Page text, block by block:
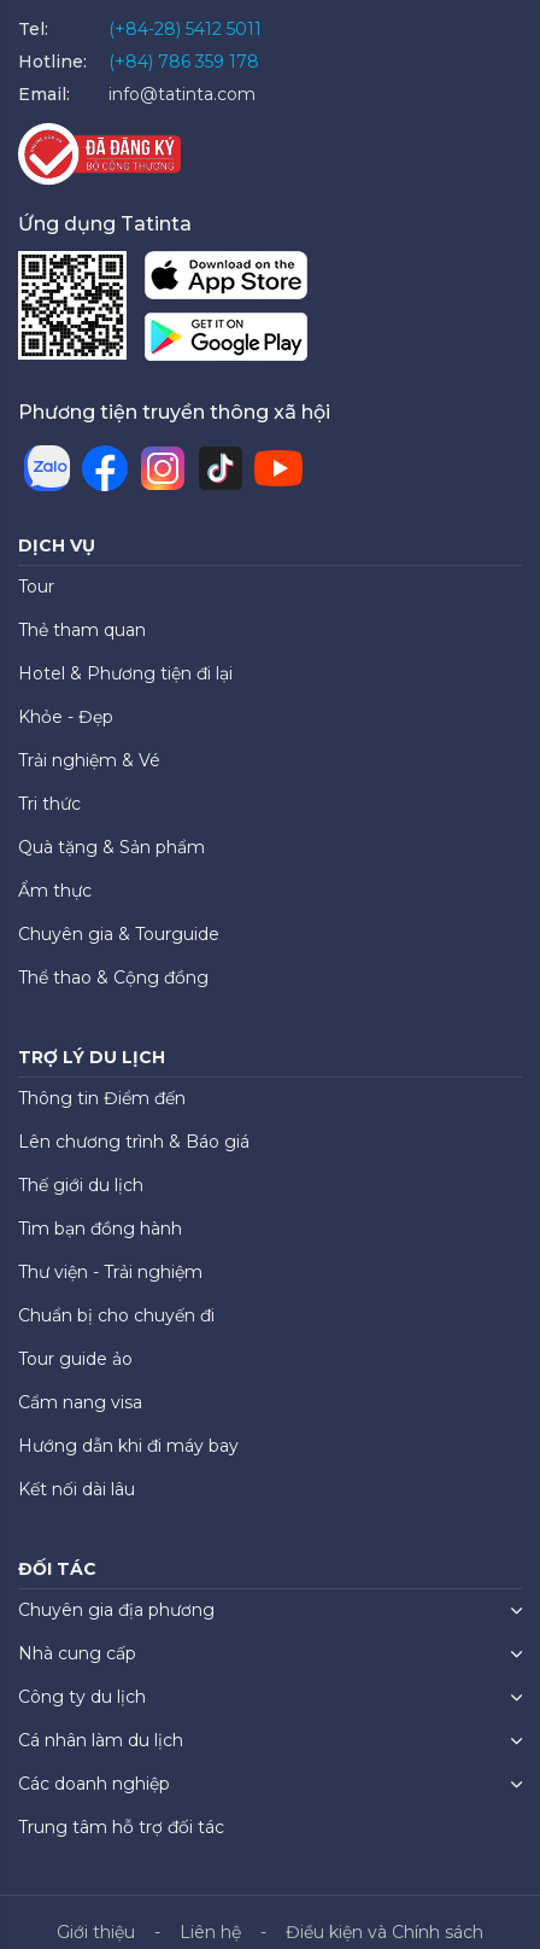
Tel:
(+84-28) 5412 5011
Hotline:
(+84) 786 359 178
Email:
info@tatinta.com
Ứng dụng Tatinta
Phương tiện truyền thông xã hội
DỊCH VỤ
Tour
Thẻ tham quan
Hotel & Phương tiện đi lại
Khỏe - Đẹp
Trải nghiệm & Vé
Tri thức
Quà tặng & Sản phẩm
Ẩm thực
Chuyên gia & Tourguide
Thể thao & Cộng đồng
TRỢ LÝ DU LỊCH
Thông tin Điểm đến
Lên chương trình & Báo giá
Thế giới du lịch
Tìm bạn đồng hành
Thư viện - Trải nghiệm
Chuẩn bị cho chuyến đi
Tour guide ảo
Cẩm nang visa
Hướng dẫn khi đi máy bay
Kết nối dài lâu
ĐỐI TÁC
Chuyên gia địa phương
Nhà cung cấp
Công ty du lịch
Cá nhân làm du lịch
Các doanh nghiệp
Trung tâm hỗ trợ đối tác
Giới thiệu Liên hệ
Điều kiện và Chính sách